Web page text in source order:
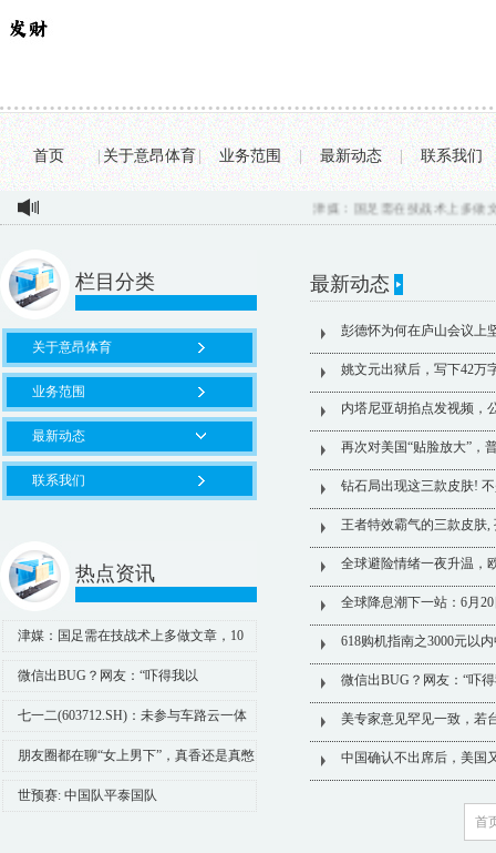
首页 | 关于意昂体育| 业务范围 | 最新动态 | 联系我们
津媒：国足需在技战术上多做文
栏目分类
关于意昂体育
业务范围
最新动态
联系我们
热点资讯
津媒：国足需在技战术上多做文章，10
月若无法拿2分恐提前出局
微信出BUG？网友：“吓得我以
为……”微信客服回应
七一二(603712.SH)：未参与车路云一体
化项目
朋友圈都在聊“女上男下”，真香还是真憋
屈？心理学告诉你答案！_情感_关系_男性
世预赛: 中国队平泰国队
最新动态
彭德怀为何在庐山会议上
姚文元出狱后，写下42万
内塔尼亚胡掐点发视频，
再次对美国“贴脸放大”，
钻石局出现这三款皮肤!
王者特效霸气的三款皮肤
全球避险情绪一夜升温，
全球降息潮下一站：6月
618购机指南之3000元以
微信出BUG？网友：“吓
美专家意见罕见一致，若
中国确认不出席后，美国
首